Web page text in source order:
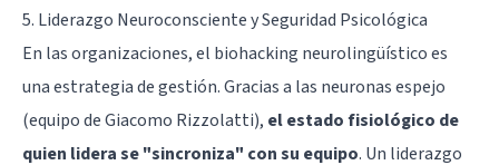
5. Liderazgo Neuroconsciente y Seguridad Psicológica
En las organizaciones, el biohacking neurolingüístico es
una estrategia de gestión. Gracias a las neuronas espejo
(equipo de Giacomo Rizzolatti), el estado fisiológico de
quien lidera se "sincroniza" con su equipo. Un liderazgo